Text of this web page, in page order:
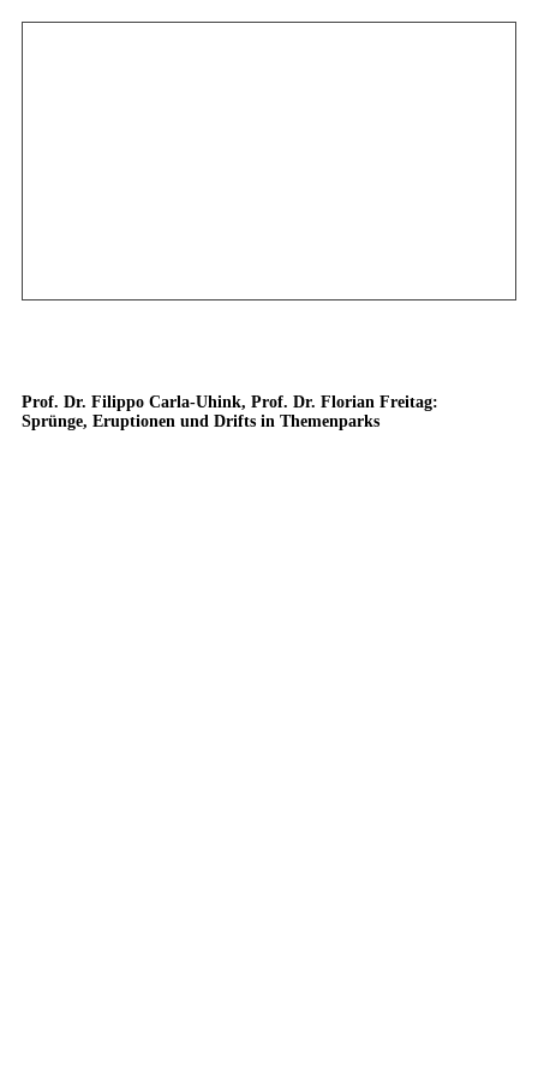
Prof. Dr. Filippo Carla-Uhink, Prof. Dr. Florian Freitag:
Sprünge, Eruptionen und Drifts in Themenparks